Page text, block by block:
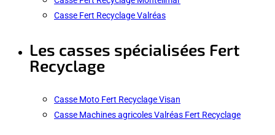
Casse Fert Recyclage Valréas
Les casses spécialisées Fert
Recyclage
Casse Moto Fert Recyclage Visan
Casse Machines agricoles Valréas Fert Recyclage